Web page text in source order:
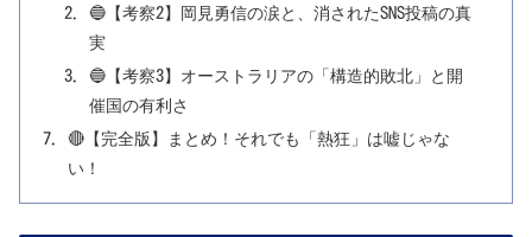
🔵【考察2】岡見勇信の涙と、消されたSNS投稿の真
実
🔵【考察3】オーストラリアの「構造的敗北」と開
催国の有利さ
🔴【完全版】まとめ！それでも「熱狂」は嘘じゃな
い！